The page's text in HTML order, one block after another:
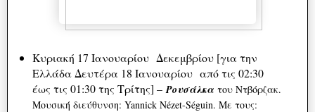
Κυριακή 17 Ιανουαρίου Δεκεμβρίου [για την
Ελλάδα Δευτέρα 18 Ιανουαρίου από τις 02:30
έως τις 01:30 της Τρίτης] – Ρουσάλκατου Ντβόρζακ.
Μουσική διεύθυνση: Yannick Nézet-Séguin. Με τους: